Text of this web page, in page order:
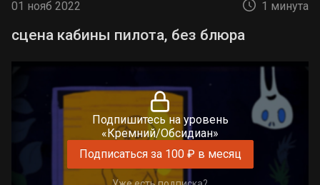
01 нояб 2022 1 минута
сцена кабины пилота, без блюра
Подпишитесь на уровень
«Кремний/Обсидиан»
Подписаться за 100 ₽ в месяц